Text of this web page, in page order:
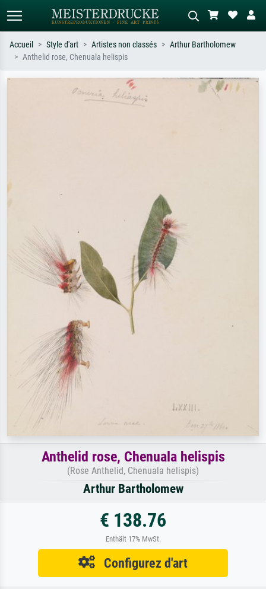
Recherchez par artiste, titre ou style –
ex. Monet, Nuit étoilée,
Décrivez la scène – ex. prairie verte,
abstrait avec beaucoup de rouge,
Accueil Style d'art Artistes non classés
Arthur Bartholomew
Anthelid rose, Chenuala helispis
Anthelid rose, Chenuala helispis
(Rose Anthelid, Chenuala helispis)
Arthur Bartholomew
€ 138.76
Enthält 17% MwSt.
Configurez d'art